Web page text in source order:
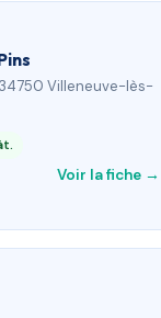
Villeneuve-lès-
Voir la fiche →